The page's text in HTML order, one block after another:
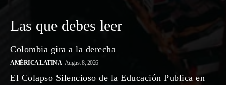
Las que debes leer
Colombia gira a la derecha
AMÉRICA LATINA August 8, 2026
El Colapso Silencioso de la Educación Publica en